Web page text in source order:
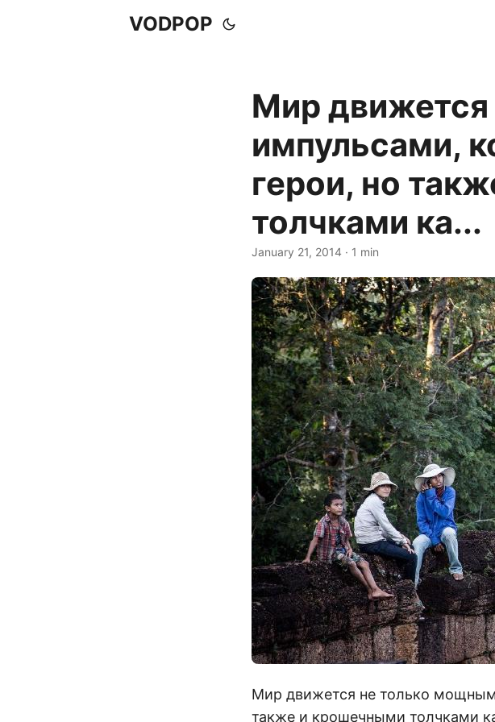
VODPOP
Мир
импульсами,
герои, но
толчками ка...
January 21, 2014 · 1 min
Мир движется не только
также и крошечными толчками